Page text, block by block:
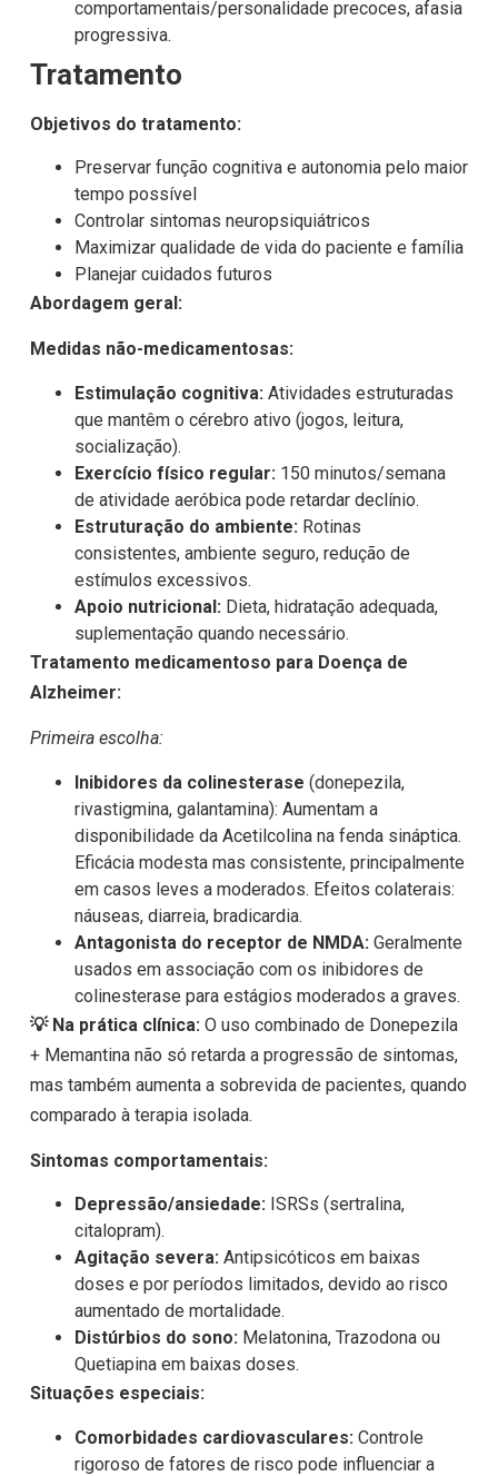
comportamentais/personalidade precoces, afasia
progressiva.
Tratamento
Objetivos do tratamento:
Preservar função cognitiva e autonomia pelo maior
tempo possível
Controlar sintomas neuropsiquiátricos
Maximizar qualidade de vida do paciente e família
Planejar cuidados futuros
Abordagem geral:
Medidas não-medicamentosas:
Estimulação cognitiva:Atividades estruturadas
que mantêm o cérebro ativo (jogos, leitura,
socialização).
Exercício físico regular:150 minutos/semana
de atividade aeróbica pode retardar declínio.
Estruturação do ambiente:Rotinas
consistentes, ambiente seguro, redução de
estímulos excessivos.
Apoio nutricional:Dieta, hidratação adequada,
suplementação quando necessário.
Tratamento medicamentoso para Doença de
Alzheimer:
Primeira escolha:
Inibidores da colinesterase (donepezila,
rivastigmina, galantamina): Aumentam a
disponibilidade da Acetilcolina na fenda sináptica.
Eficácia modesta mas consistente, principalmente
em casos leves a moderados. Efeitos colaterais:
náuseas, diarreia, bradicardia.
Antagonista do receptor de NMDA: Geralmente
usados em associação com os inibidores de
colinesterase para estágios moderados a graves.
💡 Na prática clínica: O uso combinado de Donepezila
+ Memantina não só retarda a progressão de sintomas,
mas também aumenta a sobrevida de pacientes, quando
comparado à terapia isolada.
Sintomas comportamentais:
Depressão/ansiedade:ISRSs (sertralina,
citalopram).
Agitação severa:Antipsicóticos em baixas
doses e por períodos limitados, devido ao risco
aumentado de mortalidade.
Distúrbios do sono:Melatonina, Trazodona ou
Quetiapina em baixas doses.
Situações especiais:
Comorbidades cardiovasculares: Controle
rigoroso de fatores de risco pode influenciar a